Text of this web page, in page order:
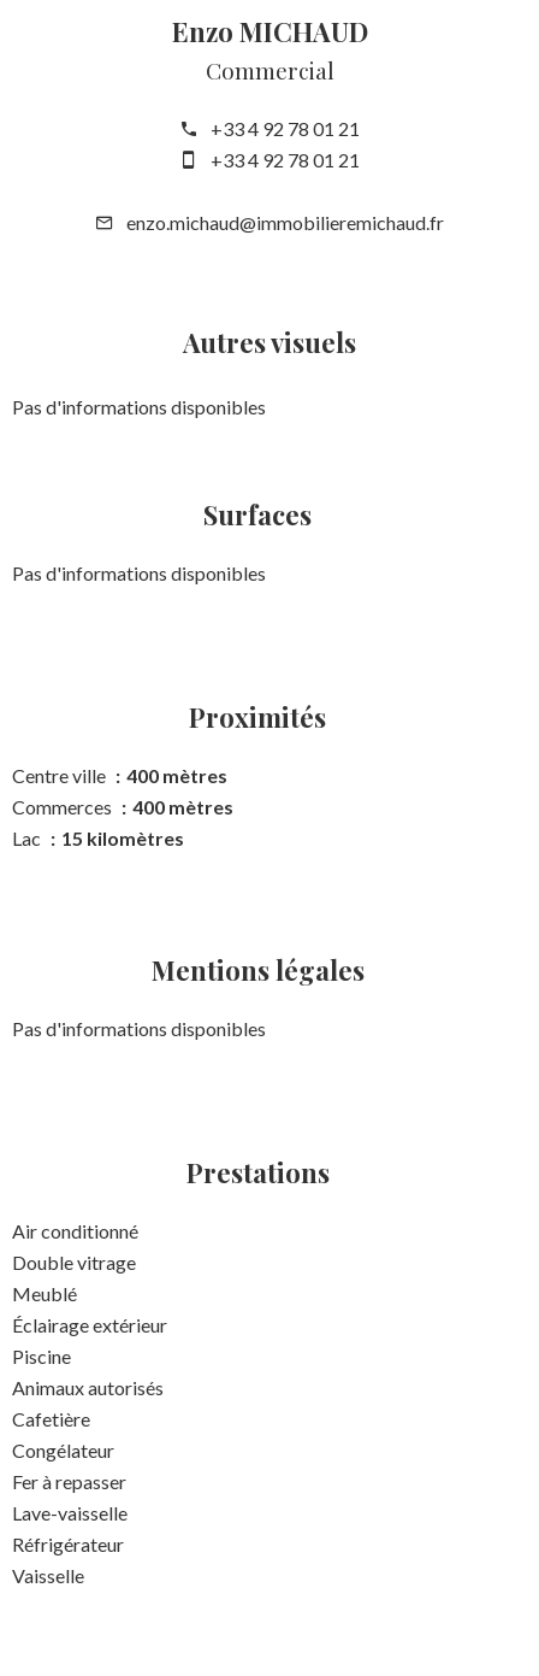
Enzo MICHAUD
Commercial
+33 4 92 78 01 21
+33 4 92 78 01 21
enzo.michaud@immobilieremichaud.fr
Autres visuels
Pas d'informations disponibles
Surfaces
Pas d'informations disponibles
Proximités
Centre ville
400 mètres
Commerces
400 mètres
Lac
15 kilomètres
Mentions légales
Pas d'informations disponibles
Prestations
Air conditionné
Double vitrage
Meublé
Éclairage extérieur
Piscine
Animaux autorisés
Cafetière
Congélateur
Fer à repasser
Lave-vaisselle
Réfrigérateur
Vaisselle